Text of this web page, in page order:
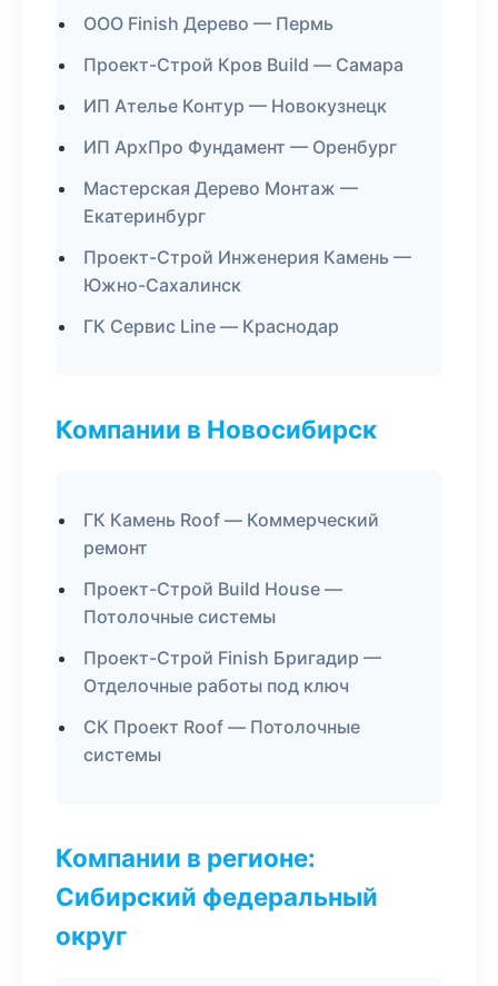
ООО Finish Дерево — Пермь
Проект-Строй Кров Build — Самара
ИП Ателье Контур — Новокузнецк
ИП АрхПро Фундамент — Оренбург
Мастерская Дерево Монтаж —
Екатеринбург
Проект-Строй Инженерия Камень —
Южно-Сахалинск
ГК Сервис Line — Краснодар
Компании в Новосибирск
ГК Камень Roof — Коммерческий
ремонт
Проект-Строй Build House —
Потолочные системы
Проект-Строй Finish Бригадир —
Отделочные работы под ключ
СК Проект Roof — Потолочные
системы
Компании в регионе:
Сибирский федеральный
округ